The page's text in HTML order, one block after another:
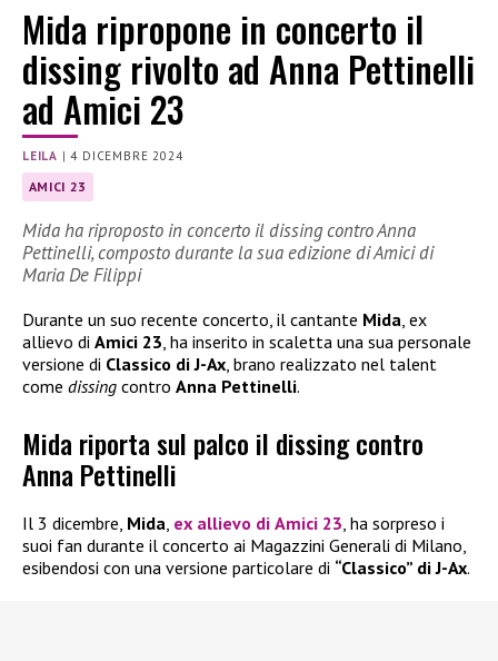
Mida ripropone in concerto il
dissing rivolto ad Anna Pettinelli
ad Amici 23
LEILA |4 DICEMBRE 2024
AMICI 23
Mida ha riproposto in concerto il dissing contro Anna
Pettinelli, composto durante la sua edizione di Amici di
Maria De Filippi
Durante un suo recente concerto, il cantante Mida, ex
allievo di Amici 23, ha inserito in scaletta una sua personale
versione di Classico di J-Ax, brano realizzato nel talent
come dissing contro Anna Pettinelli.
Mida riporta sul palco il dissing contro
Anna Pettinelli
Il 3 dicembre, Mida ex allievo di Amici 23 , ha sorpreso i
suoi fan durante il concerto ai Magazzini Generali di Milano,
esibendosi con una versione particolare di “Classico” di J-Ax.